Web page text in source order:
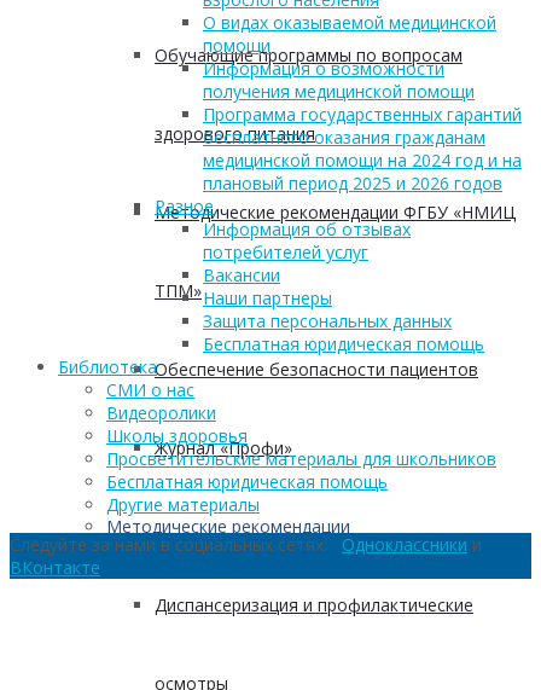
Обучающие программы по вопросам
здорового питания
Методические рекомендации ФГБУ «НМИЦ
ТПМ»
Обеспечение безопасности пациентов
Журнал «Профи»
Методические рекомендации
Диспансеризация и профилактические
осмотры
О видах оказываемой медицинской
помощи
Информация о возможности
получения медицинской помощи
Программа государственных гарантий
бесплатного оказания гражданам
медицинской помощи на 2024 год и на
плановый период 2025 и 2026 годов
Разное
Информация об отзывах
потребителей услуг
Вакансии
Наши партнеры
Защита персональных данных
Бесплатная юридическая помощь
Библиотека
СМИ о нас
Видеоролики
Школы здоровья
Просветительские материалы для школьников
Бесплатная юридическая помощь
Другие материалы
Следуйте за нами в социальных сетях: Одноклассники и
ВКонтакте